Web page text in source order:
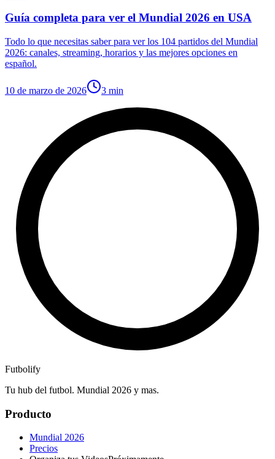
Guía completa para ver el Mundial 2026 en USA
Todo lo que necesitas saber para ver los 104 partidos del Mundial
2026: canales, streaming, horarios y las mejores opciones en
español.
10 de marzo de 2026 3 min
Futbolify
Tu hub del futbol. Mundial 2026 y mas.
Producto
Mundial 2026
Precios